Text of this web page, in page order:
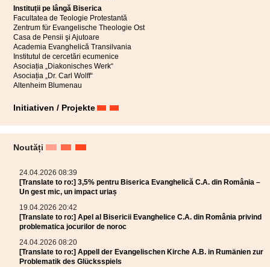
Instituții pe lângă Biserica
Facultatea de Teologie Protestantă
Zentrum für Evangelische Theologie Ost
Casa de Pensii şi Ajutoare
Academia Evanghelică Transilvania
Institutul de cercetări ecumenice
Asociația „Diakonisches Werk“
Asociația „Dr. Carl Wolff“
Altenheim Blumenau
Initiativen / Projekte
Noutăți
24.04.2026 08:39
[Translate to ro:] 3,5% pentru Biserica Evanghelică C.A. din România –
Un gest mic, un impact uriaș
19.04.2026 20:42
[Translate to ro:] Apel al Bisericii Evanghelice C.A. din România privind
problematica jocurilor de noroc
24.04.2026 08:20
[Translate to ro:] Appell der Evangelischen Kirche A.B. in Rumänien zur
Problematik des Glücksspiels